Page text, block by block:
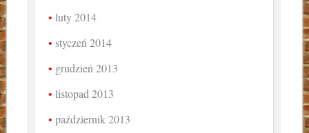
luty 2014
styczeń 2014
grudzień 2013
listopad 2013
październik 2013